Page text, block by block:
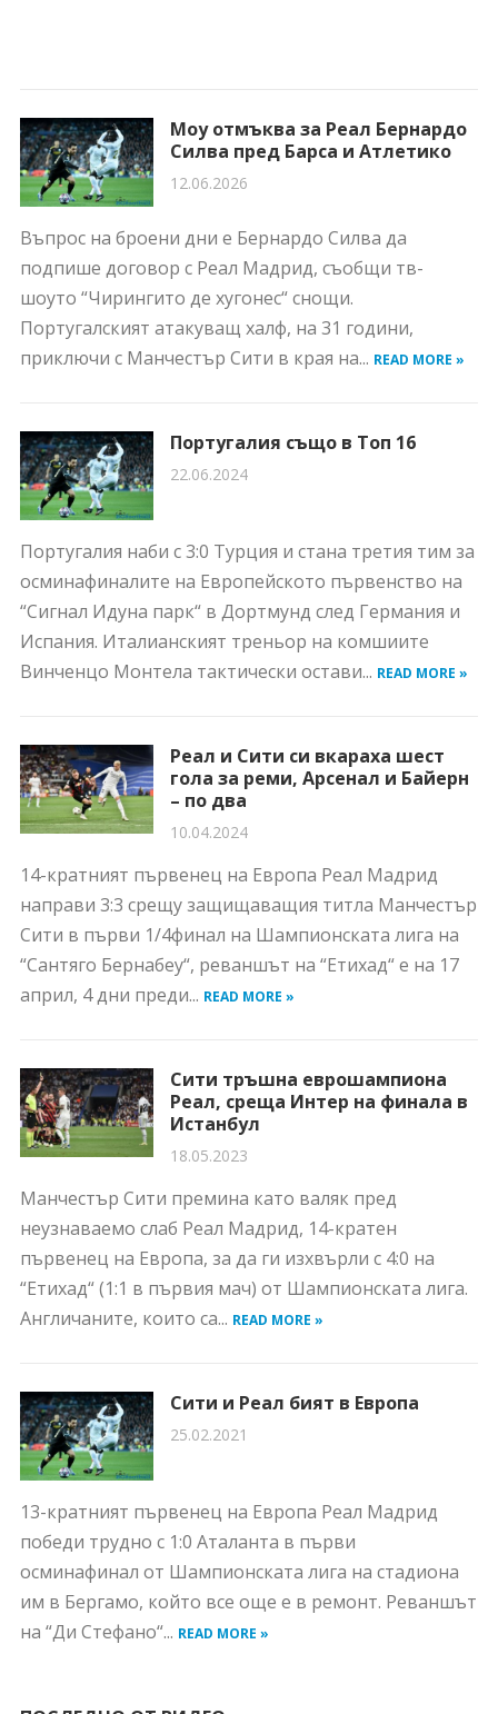
Моу отмъква за Реал Бернардо
Силва пред Барса и Атлетико
12.06.2026
Въпрос на броени дни е Бернардо Силва да
подпише договор с Реал Мадрид, съобщи тв-
шоуто “Чирингито де хугонес“ снощи.
Португалският атакуващ халф, на 31 години,
приключи с Манчестър Сити в края на... READ MORE »
Португалия също в Топ 16
22.06.2024
Португалия наби с 3:0 Турция и стана третия тим за
осминафиналите на Европейското първенство на
“Сигнал Идуна парк“ в Дортмунд след Германия и
Испания. Италианският треньор на комшиите
Винченцо Монтела тактически остави... READ MORE »
Реал и Сити си вкараха шест
гола за реми, Арсенал и Байерн
– по два
10.04.2024
14-кратният първенец на Европа Реал Мадрид
направи 3:3 срещу защищаващия титла Манчестър
Сити в първи 1/4финал на Шампионската лига на
“Сантяго Бернабеу“, реваншът на “Етихад“ е на 17
април, 4 дни преди... READ MORE »
Сити тръшна еврошампиона
Реал, среща Интер на финала в
Истанбул
18.05.2023
Манчестър Сити премина като валяк пред
неузнаваемо слаб Реал Мадрид, 14-кратен
първенец на Европа, за да ги изхвърли с 4:0 на
“Етихад“ (1:1 в първия мач) от Шампионската лига.
Англичаните, които са... READ MORE »
Сити и Реал бият в Европа
25.02.2021
13-кратният първенец на Европа Реал Мадрид
победи трудно с 1:0 Аталанта в първи
осминафинал от Шампионската лига на стадиона
им в Бергамо, който все още е в ремонт. Реваншът
на “Ди Стефано“... READ MORE »